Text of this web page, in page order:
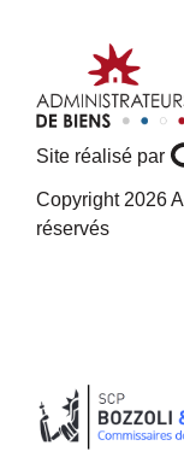
Site réalisé par
Copyright 2026
réservés